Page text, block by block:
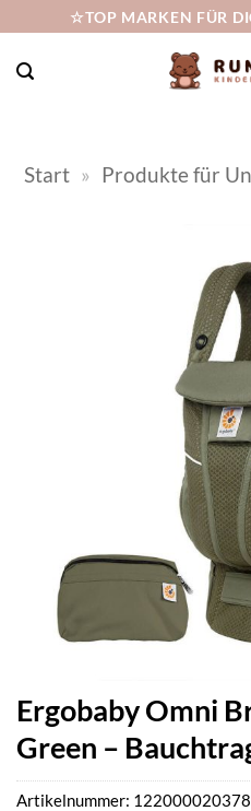
springen
☆TOP MARKEN FÜR
Start » Produkte für
Ergobaby Omni
Green –
Artikelnummer: